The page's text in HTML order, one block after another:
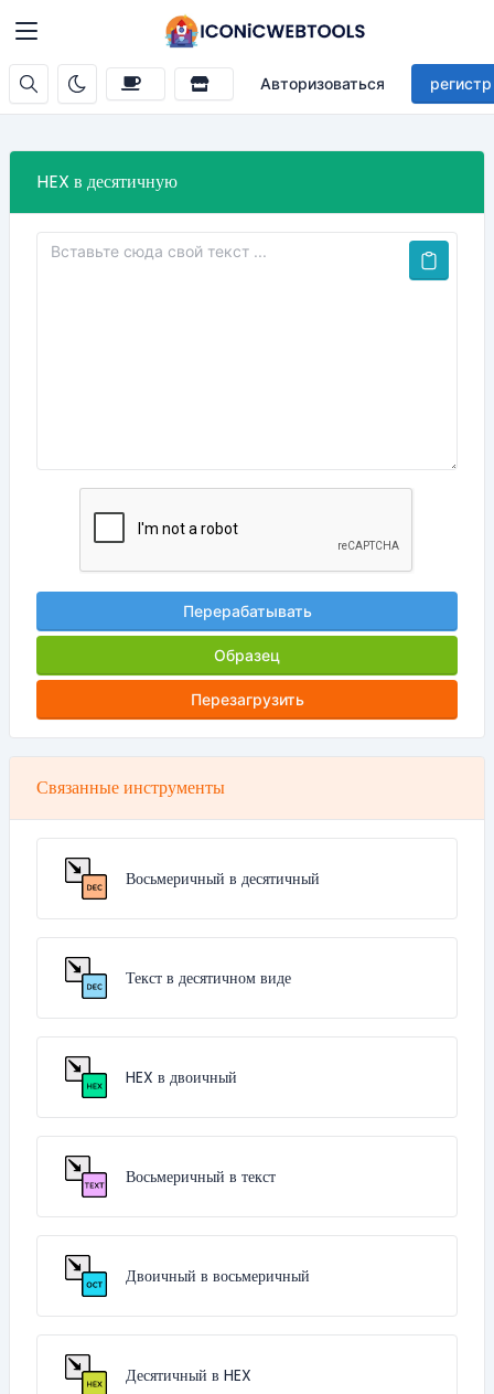
Авторизоваться регистр
HEX в десятичную
Перерабатывать
Образец
Перезагрузить
Связанные инструменты
Восьмеричный в десятичный
Текст в десятичном виде
HEX в двоичный
Восьмеричный в текст
Двоичный в восьмеричный
Десятичный в HEX